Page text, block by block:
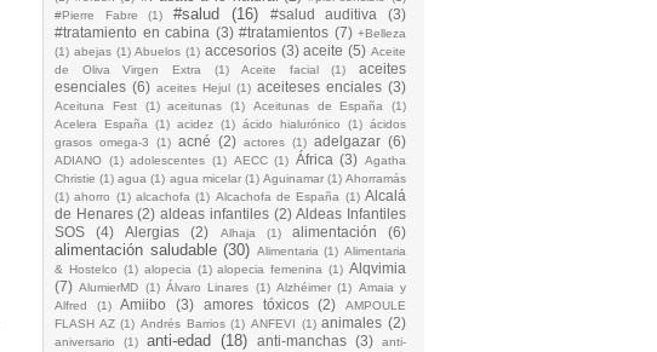
#Pierre Fabre
(1) #salud (16) #salud auditiva
(3)
#tratamiento en cabina (3) #tratamientos (7) +Belleza
(1) abejas (1) Abuelos (1) accesorios (3) aceite (5) Aceite
de Oliva Virgen Extra
(1) Aceite facial (1)
aceites
esenciales (6) aceites Hejul (1) aceiteses enciales (3)
Aceituna Fest (1) aceitunas (1) Aceitunas de España
(1)
Acelera España (1) acidez (1) ácido hialurónico (1) ácidos
grasos omega-3
(1) acné (2) actores (1) adelgazar (6)
ADIANO (1) adolescentes (1) AECC (1) África (3) Agatha
Christie (1) agua (1) agua micelar (1) Aguinamar (1) Ahorramás
(1) ahorro (1) alcachofa (1) Alcachofa de España (1) Alcalá
de Henares (2) aldeas infantiles (2) Aldeas Infantiles
SOS
(4) Alergias (2) Alhaja (1) alimentación (6)
alimentación saludable (30) Alimentaria (1) Alimentaria
& Hostelco (1) alopecia (1) alopecia femenina (1) Alqvimia
(7) AlumierMD (1) Álvaro Linares (1) Alzhéimer (1) Amaia y
Alfred
(1) Amiibo (3) amores tóxicos (2)
AMPOULE
FLASH AZ (1) Andrés Barrios (1) ANFEVI (1) animales (2)
aniversario (1) anti-edad (18) anti-manchas (3)
anti-